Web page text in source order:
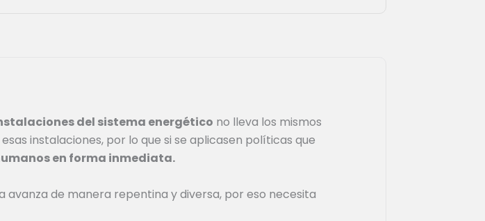
del sistema energético no lleva los mismos
instalaciones, por lo que si se aplicasen políticas que
en forma inmediata.
avanza de manera repentina y diversa, por eso necesita